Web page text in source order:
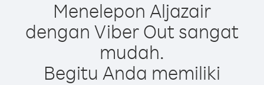
Menelepon Aljazair
dengan Viber Out sangat
mudah.
Begitu Anda memiliki